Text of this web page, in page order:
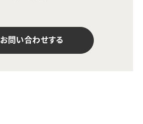
お問い合わせする